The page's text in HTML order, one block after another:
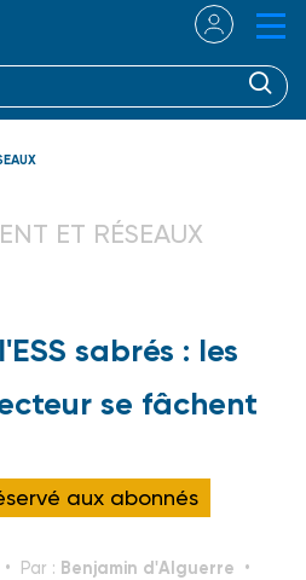
ET RÉSEAUX
sabrés : les
se fâchent
aux abonnés
Par : Benjamin d'Alguerre